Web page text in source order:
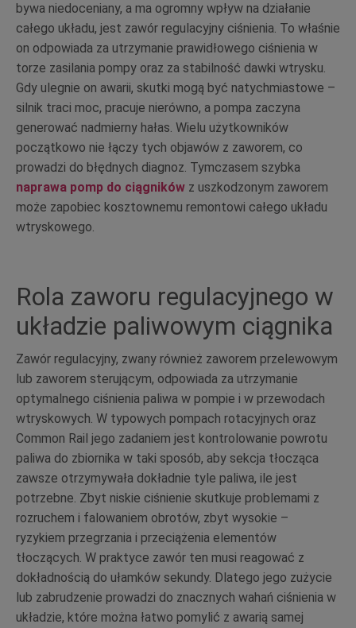
bywa niedoceniany, a ma ogromny wpływ na działanie
całego układu, jest zawór regulacyjny ciśnienia. To właśnie
on odpowiada za utrzymanie prawidłowego ciśnienia w
torze zasilania pompy oraz za stabilność dawki wtrysku.
Gdy ulegnie on awarii, skutki mogą być natychmiastowe –
silnik traci moc, pracuje nierówno, a pompa zaczyna
generować nadmierny hałas. Wielu użytkowników
początkowo nie łączy tych objawów z zaworem, co
prowadzi do błędnych diagnoz. Tymczasem szybka
naprawa pomp do ciągników z uszkodzonym zaworem
może zapobiec kosztownemu remontowi całego układu
wtryskowego.
Rola zaworu regulacyjnego w
układzie paliwowym ciągnika
Zawór regulacyjny, zwany również zaworem przelewowym
lub zaworem sterującym, odpowiada za utrzymanie
optymalnego ciśnienia paliwa w pompie i w przewodach
wtryskowych. W typowych pompach rotacyjnych oraz
Common Rail jego zadaniem jest kontrolowanie powrotu
paliwa do zbiornika w taki sposób, aby sekcja tłocząca
zawsze otrzymywała dokładnie tyle paliwa, ile jest
potrzebne. Zbyt niskie ciśnienie skutkuje problemami z
rozruchem i falowaniem obrotów, zbyt wysokie –
ryzykiem przegrzania i przeciążenia elementów
tłoczących. W praktyce zawór ten musi reagować z
dokładnością do ułamków sekundy. Dlatego jego zużycie
lub zabrudzenie prowadzi do znacznych wahań ciśnienia w
układzie, które można łatwo pomylić z awarią samej